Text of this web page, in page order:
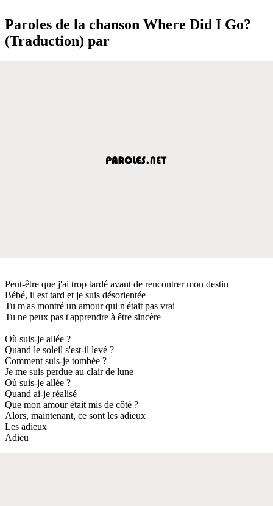
Paroles de la chanson Where Did I Go?
(Traduction) par
Peut-être que j'ai trop tardé avant de rencontrer mon destin
Bébé, il est tard et je suis désorientée
Tu m'as montré un amour qui n'était pas vrai
Tu ne peux pas t'apprendre à être sincère
Où suis-je allée ?
Quand le soleil s'est-il levé ?
Comment suis-je tombée ?
Je me suis perdue au clair de lune
Où suis-je allée ?
Quand ai-je réalisé
Que mon amour était mis de côté ?
Alors, maintenant, ce sont les adieux
Les adieux
Adieu